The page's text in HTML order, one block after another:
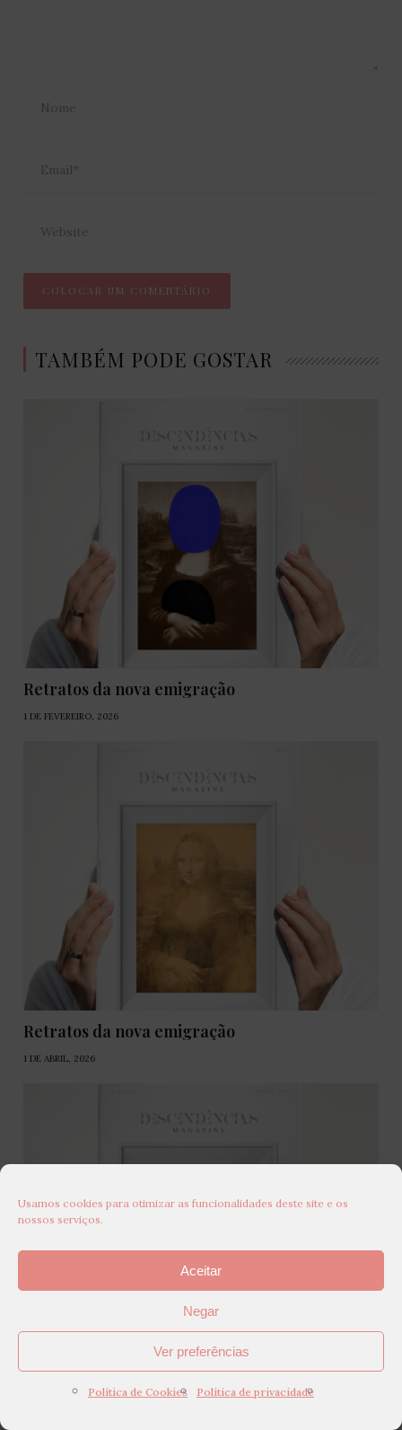
Usamos cookies para otimizar as funcionalidades deste site e os
nossos serviços.
Aceitar
Negar
Ver preferências
Política de Cookies Política de privacidade
TAMBÉM PODE GOSTAR
Retratos da nova emigração
1 DE FEVEREIRO, 2026
Retratos da nova emigração
1 DE ABRIL, 2026
Retratos da nova emigração
1 DE MARÇO, 2026